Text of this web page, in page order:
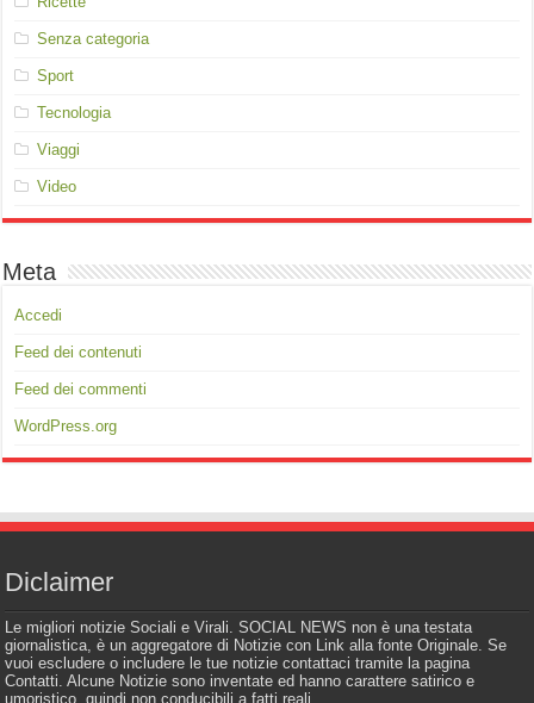
Senza categoria
Sport
Tecnologia
Viaggi
Video
Meta
Accedi
Feed dei contenuti
Feed dei commenti
WordPress.org
Diclaimer
Le migliori notizie Sociali e Virali. SOCIAL NEWS non è una testata
giornalistica, è un aggregatore di Notizie con Link alla fonte Originale. Se
vuoi escludere o includere le tue notizie contattaci tramite la pagina
Contatti. Alcune Notizie sono inventate ed hanno carattere satirico e
umoristico, quindi non conducibili a fatti reali.